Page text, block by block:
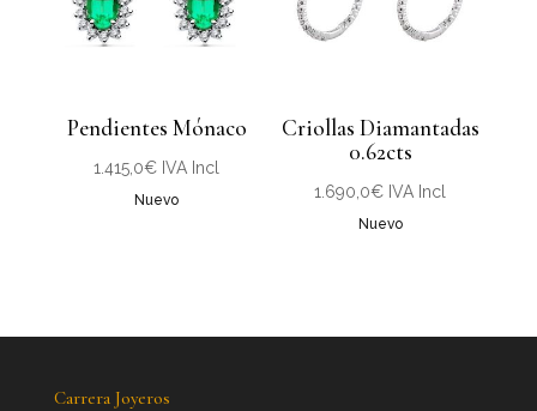
Pendientes Mónaco
1.415,0€ IVA Incl
Nuevo
Criollas Diamantadas
0.62cts
1.690,0€ IVA Incl
Nuevo
Carrera Joyeros